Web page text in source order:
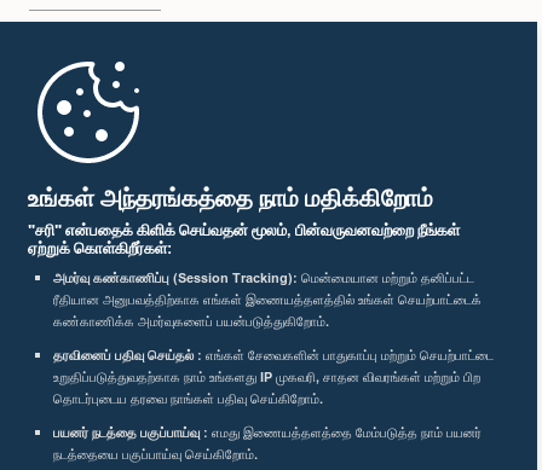
உங்கள் அந்தரங்கத்தை நாம் மதிக்கிறோம்
"சரி" என்பதைக் கிளிக் செய்வதன் மூலம், பின்வருவனவற்றை நீங்கள்
ஏற்றுக் கொள்கிறீர்கள்:
அமர்வு கண்காணிப்பு (Session Tracking): மென்மையான மற்றும் தனிப்பட்ட
ரீதியான அனுபவத்திற்காக எங்கள் இணையத்தளத்தில் உங்கள் செயற்பாட்டைக்
கண்காணிக்க அமர்வுகளைப் பயன்படுத்துகிறோம்.
தரவினைப் பதிவு செய்தல் : எங்கள் சேவைகளின் பாதுகாப்பு மற்றும் செயற்பாட்டை
உறுதிப்படுத்துவதற்காக நாம் உங்களது IP முகவரி, சாதன விவரங்கள் மற்றும் பிற
தொடர்புடைய தரவை நாங்கள் பதிவு செய்கிறோம்.
பயனர் நடத்தை பகுப்பாய்வு : எமது இணையத்தளத்தை மேம்படுத்த நாம் பயனர்
நடத்தையை பகுப்பாய்வு செய்கிறோம்.
முதற்பக்கம்
பாராளுமன்ற கையடக்க செயலி
எம்மை பின்தொடர்க :
விருதுகள்
தனியுரிமைக் கொள்கை